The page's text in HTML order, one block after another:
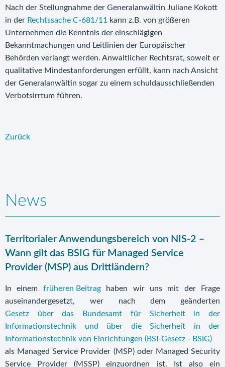
Nach der Stellungnahme der Generalanwältin Juliane Kokott
in der Rechtssache C‑681/11
kann z.B. von größeren
Unternehmen die Kenntnis der einschlägigen
Bekanntmachungen und Leitlinien der Europäischer
Behörden verlangt werden. Anwaltlicher Rechtsrat, soweit er
qualitative Mindestanforderungen erfüllt, kann nach Ansicht
der Generalanwältin sogar zu einem schuldausschließenden
Verbotsirrtum führen.
Zurück
News
Territorialer Anwendungsbereich von NIS-2 –
Wann gilt das BSIG für Managed Service
Provider (MSP) aus Drittländern?
In einem früheren Beitraghaben wir uns mit der Frage
auseinandergesetzt, wer nach dem geänderten
Gesetz über das Bundesamt für Sicherheit in der
Informationstechnik und über die Sicherheit in der
Informationstechnik von Einrichtungen (BSI-Gesetz - BSIG)
als Managed Service Provider (MSP) oder Managed Security
Service Provider (MSSP) einzuordnen ist. Ist also ein